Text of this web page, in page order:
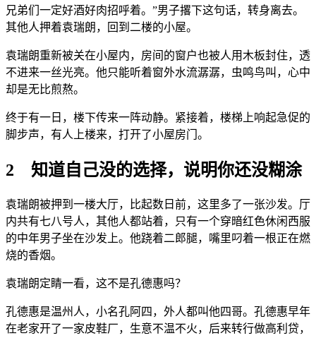
兄弟们一定好酒好肉招呼着。”男子撂下这句话，转身离去。
其他人押着袁瑞朗，回到二楼的小屋。
袁瑞朗重新被关在小屋内，房间的窗户也被人用木板封住，透
不进来一丝光亮。他只能听着窗外水流潺潺，虫鸣鸟叫，心中
却是无比煎熬。
终于有一日，楼下传来一阵动静。紧接着，楼梯上响起急促的
脚步声，有人上楼来，打开了小屋房门。
2 知道自己没的选择，说明你还没糊涂
袁瑞朗被押到一楼大厅，比起数日前，这里多了一张沙发。厅
内共有七八号人，其他人都站着，只有一个穿暗红色休闲西服
的中年男子坐在沙发上。他跷着二郎腿，嘴里叼着一根正在燃
烧的香烟。
袁瑞朗定睛一看，这不是孔德惠吗？
孔德惠是温州人，小名孔阿四，外人都叫他四哥。孔德惠早年
在老家开了一家皮鞋厂，生意不温不火，后来转行做高利贷，